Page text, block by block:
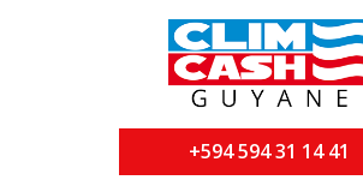
+594 594 31 14 41